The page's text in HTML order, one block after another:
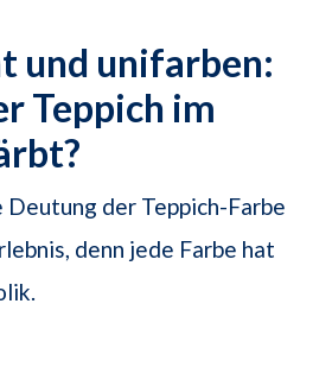
und unifarben:
Teppich im
der Teppich-Farbe
denn jede Farbe hat